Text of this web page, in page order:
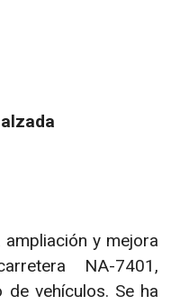
y mejora
NA-7401,
vehículos. Se ha